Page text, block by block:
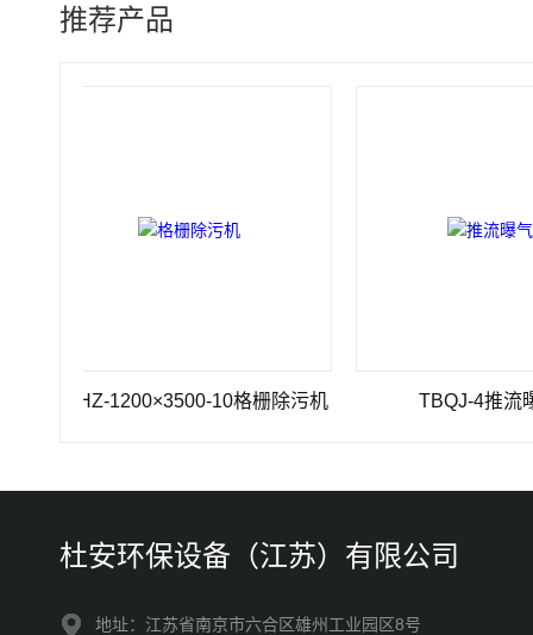
推荐产品
1200×3500-10格栅除污机 TBQJ-4推流曝气机
杜安环保设备（江苏）有限公司
地址：江苏省南京市六合区雄州工业园区8号